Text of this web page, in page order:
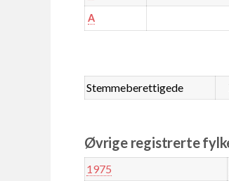
A
Stemmeberettigede
Øvrige registrerte
1975